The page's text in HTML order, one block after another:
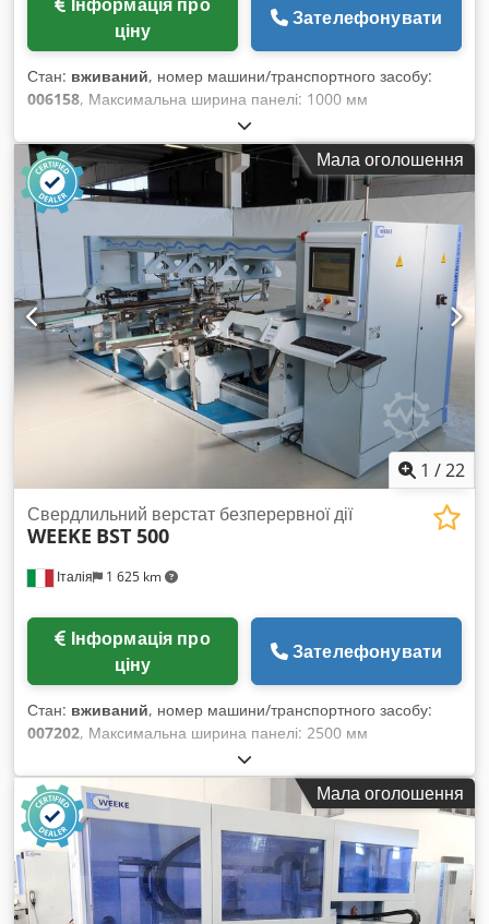
ціну
Зателефонувати
Стан: вживаний, номер машини/транспортного засобу:
006158, Максимальна ширина панелі: 1000 мм
Максимальна довжина панелі: 2500 мм Кількість інжекторів:
14 Codpfxsiwptus Aqvjha Позиціонування через NC-
управління: так
Мала оголошення
1 /22
Італія 1 625 km
Свердлильний верстат безперервної дії
WEEKE BST 500
ціну
Зателефонувати
Стан: вживаний, номер машини/транспортного засобу:
007202, Максимальна ширина панелі: 2500 мм
Максимальна довжина панелі: 1000 мм Csdpfx Aqsu Rv
Uksvoha Кількість агрегатів: 3
Мала оголошення